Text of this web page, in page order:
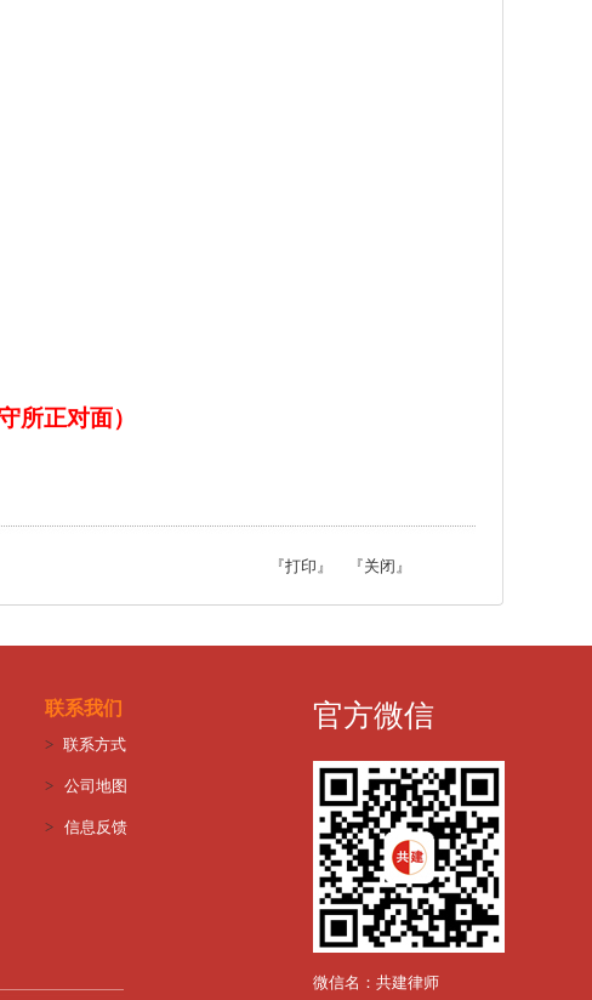
所正对面）
『打印』 『关闭』
联系我们
> 联系方式
> 公司地图
> 信息反馈
官方微信
微信名：共建律师